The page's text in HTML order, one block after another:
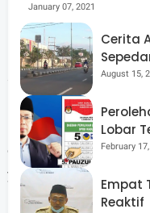
pilkada nanti," Ujar Adha.
Dari kedua pasangan
satunya bakal calon
pengusaha. Selain dia,
lama malang-
oleh beberapa survei,
yang signifikan.
Nurul Adha, adalah
January 07, 2021
Cerita
August 15,
Lobar
February
Empat
Reaktif